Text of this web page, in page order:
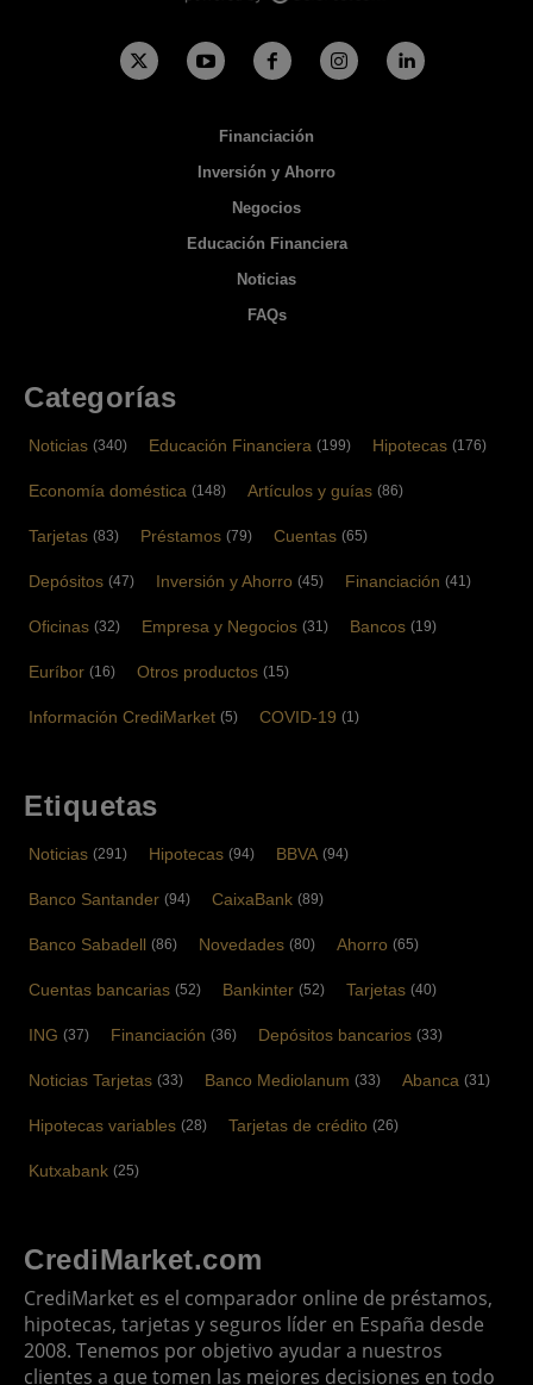
Financiación
Inversión y Ahorro
Negocios
Educación Financiera
Noticias
FAQs
Categorías
Noticias (340) Educación Financiera (199) Hipotecas (176)
Economía doméstica (148) Artículos y guías (86)
Tarjetas (83) Préstamos (79) Cuentas (65)
Depósitos (47) Inversión y Ahorro (45) Financiación (41)
Oficinas (32) Empresa y Negocios (31) Bancos (19)
Euríbor (16) Otros productos (15)
Información CrediMarket (5) COVID-19 (1)
Etiquetas
Noticias (291) Hipotecas (94) BBVA (94)
Banco Santander (94) CaixaBank (89)
Banco Sabadell (86) Novedades (80) Ahorro (65)
Cuentas bancarias (52) Bankinter (52) Tarjetas (40)
ING (37) Financiación (36) Depósitos bancarios (33)
Noticias Tarjetas (33) Banco Mediolanum (33) Abanca (31)
Hipotecas variables (28) Tarjetas de crédito (26)
Kutxabank (25)
CrediMarket.com
CrediMarket es el comparador online de préstamos,
hipotecas, tarjetas y seguros líder en España desde
2008. Tenemos por objetivo ayudar a nuestros
clientes a que tomen las mejores decisiones en todo